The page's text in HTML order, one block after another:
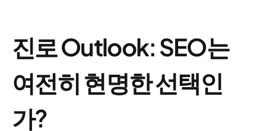
진로 Outlook: SEO는
여전히 현명한 선택인
가?